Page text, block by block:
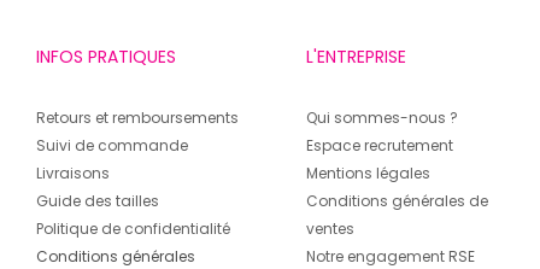
INFOS PRATIQUES
Retours et remboursements
Suivi de commande
Livraisons
Guide des tailles
Politique de confidentialité
Conditions générales
L'ENTREPRISE
Qui sommes-nous ?
Espace recrutement
Mentions légales
Conditions générales de
ventes
Notre engagement RSE